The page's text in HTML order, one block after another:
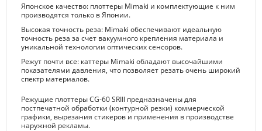
Японское качество: плоттеры Mimaki и комплектующие к ним
производятся только в Японии.
Высокая точность реза: Mimaki обеспечивают идеальную
точность реза за счет вакуумного крепления материала и
уникальной технологии оптических сенсоров.
Режут почти все: каттеры Mimaki обладают высочайшими
показателями давления, что позволяет резать очень широкий
спектр материалов.
Режущие плоттеры CG-60 SRIII предназначены для
постпечатной обработки (контурной резки) коммерческой
графики, вырезания стикеров и применения в производстве
наружной рекламы.